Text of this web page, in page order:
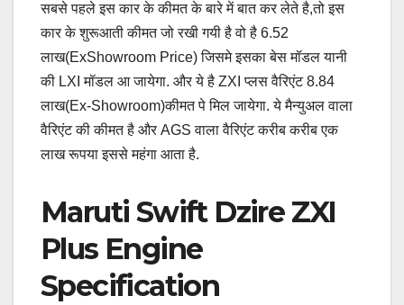
सबसे पहले इस कार के कीमत के बारे में बात कर लेते है,तो इस
कार के शुरूआती कीमत जो रखी गयी है वो है 6.52
लाख(ExShowroom Price) जिसमे इसका बेस मॉडल यानी
की LXI मॉडल आ जायेगा. और ये है ZXI प्लस वैरिएंट 8.84
लाख(Ex-Showroom)कीमत पे मिल जायेगा. ये मैन्युअल वाला
वैरिएंट की कीमत है और AGS वाला वैरिएंट करीब करीब एक
लाख रूपया इससे महंगा आता है.
Maruti Swift Dzire ZXI
Plus Engine
Specification